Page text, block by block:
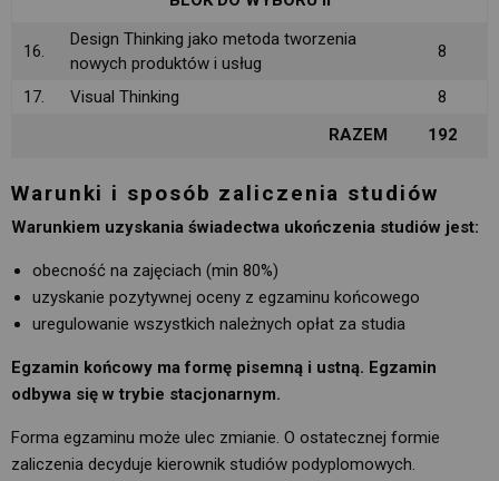
16.
Design Thinking jako metoda tworzenia
nowych produktów i usług
8
17. Visual Thinking
8
RAZEM
192
Warunki i sposób zaliczenia studiów
Warunkiem uzyskania świadectwa ukończenia studiów jest:
obecność na zajęciach (min 80%)
uzyskanie pozytywnej oceny z egzaminu końcowego
uregulowanie wszystkich należnych opłat za studia
Egzamin końcowy ma formę pisemną i ustną. Egzamin
odbywa się w trybie stacjonarnym.
Forma egzaminu może ulec zmianie. O ostatecznej formie
zaliczenia decyduje kierownik studiów podyplomowych.